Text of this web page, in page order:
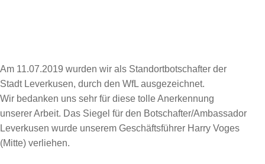
Am 11.07.2019 wurden wir als Standortbotschafter der
Stadt Leverkusen, durch den WfL ausgezeichnet.
Wir bedanken uns sehr für diese tolle Anerkennung
unserer Arbeit. Das Siegel für den Botschafter/Ambassador
Leverkusen wurde unserem Geschäftsführer Harry Voges
(Mitte) verliehen.